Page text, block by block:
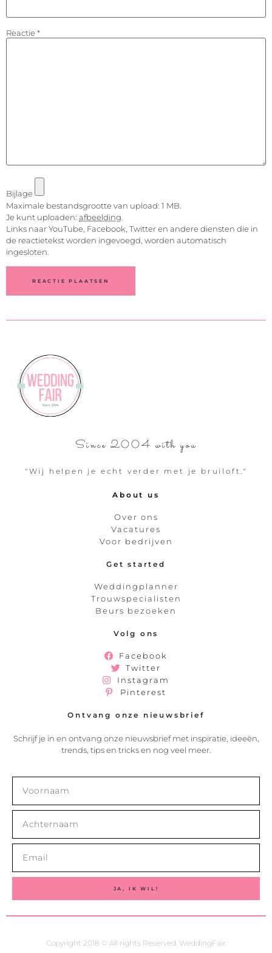
Reactie *
Bijlage
Maximale bestandsgrootte van upload: 1 MB.
Je kunt uploaden: afbeelding
Links naar YouTube, Facebook, Twitter en andere diensten die in
de reactietekst worden ingevoegd, worden automatisch
ingesloten.
Since 2004 with you
"Wij helpen je echt verder met je bruiloft."
About us
Over ons
Vacatures
Voor bedrijven
Get started
Weddingplanner
Trouwspecialisten
Beurs bezoeken
Volg ons
Facebook
Twitter
Instagram
Pinterest
Ontvang onze nieuwsbrief
Schrijf je in en ontvang onze nieuwsbrief met inspiratie, ideeën,
trends, tips en tricks en nog veel meer.
JA, IK WIL!
Copyright 2018 © All rights Reserved. WeddingFair